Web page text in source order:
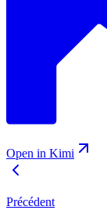
Open in Kimi
Précédent